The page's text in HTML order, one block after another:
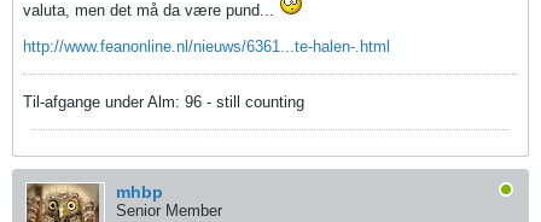
valuta, men det må da være pund...
http://www.feanonline.nl/nieuws/6361...te-halen-.html
Til-afgange under Alm: 96 - still counting
mhbp
Senior Member